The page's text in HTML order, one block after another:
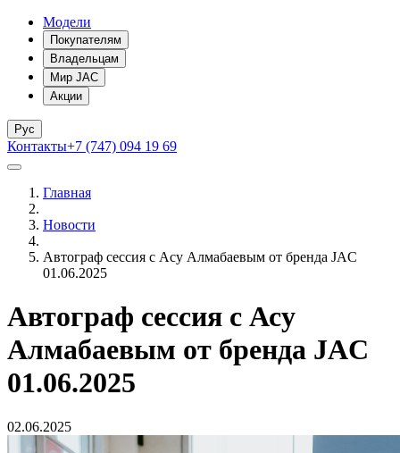
Модели
Покупателям
Владельцам
Мир JAC
Акции
Рус
Контакты+7 (747) 094 19 69
Главная
Новости
Автограф сессия с Асу Алмабаевым от бренда JAC
01.06.2025
Автограф сессия с Асу
Алмабаевым от бренда JAC
01.06.2025
02.06.2025